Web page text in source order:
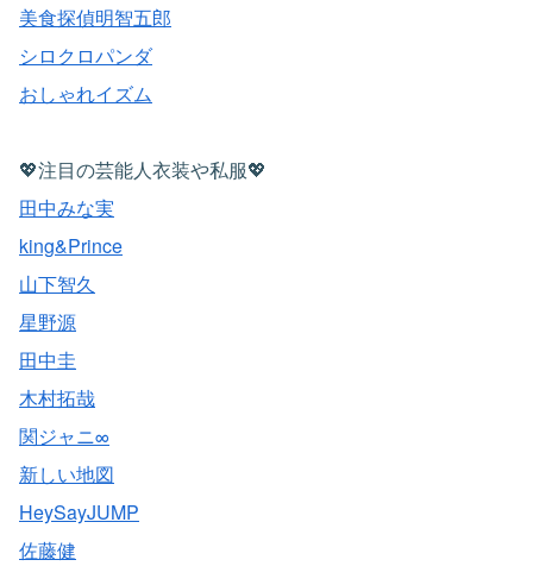
美食探偵明智五郎
シロクロパンダ
おしゃれイズム
💖注目の芸能人衣装や私服💖
田中みな実
king&Prince
山下智久
星野源
田中圭
木村拓哉
関ジャニ∞
新しい地図
HeySayJUMP
佐藤健